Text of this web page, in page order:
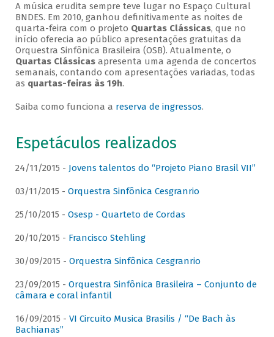
A música erudita sempre teve lugar no Espaço Cultural
BNDES. Em 2010, ganhou definitivamente as noites de
quarta-feira com o projeto Quartas Clássicas, que no
início oferecia ao público apresentações gratuitas da
Orquestra Sinfônica Brasileira (OSB). Atualmente, o
Quartas Clássicasapresenta uma agenda de concertos
semanais, contando com apresentações variadas, todas
as quartas-feiras às 19h.
Saiba como funciona a reserva de ingressos.
Espetáculos realizados
24/11/2015 - Jovens talentos do “Projeto Piano Brasil VII”
03/11/2015 - Orquestra Sinfônica Cesgranrio
25/10/2015 - Osesp - Quarteto de Cordas
20/10/2015 - Francisco Stehling
30/09/2015 - Orquestra Sinfônica Cesgranrio
23/09/2015 - Orquestra Sinfônica Brasileira – Conjunto de
câmara e coral infantil
16/09/2015 - VI Circuito Musica Brasilis / “De Bach às
Bachianas”